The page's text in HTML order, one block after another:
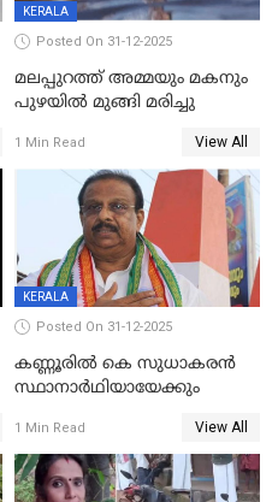
KERALA
Posted On 31-12-2025
മലപ്പുറത്ത് അമ്മയും മകനും
പുഴയിൽ മുങ്ങി മരിച്ചു
1 Min Read View All
KERALA
Posted On 31-12-2025
കണ്ണൂരിൽ കെ സുധാകരൻ
സ്ഥാനാർഥിയായേക്കും
1 Min Read View All